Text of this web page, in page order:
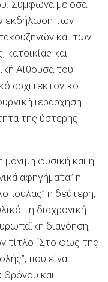
Σύμφωνα με όσα
εκδήλωση των
και των
και
Αίθουσα του
αρχιτεκτονικό
ιεράρχηση
της ύστερης
φυσική και η
αφηγήματα” η
η δεύτερη,
τη διαχρονική
διανόηση,
τίτλο “Στο φως της
που είναι
Θρόνου και